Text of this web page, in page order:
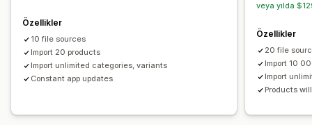
Büyük dosya desteği
Koleksiyonlar Envanter
Özellikler
10 file sources
Import 20 products
Import unlimited categories, variants
Constant app updates
veya yılda
Özellikler
20 file
Import 10
Import
Products